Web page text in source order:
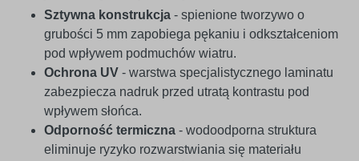
Sztywna konstrukcja - spienione tworzywo o
grubości 5 mm zapobiega pękaniu i odkształceniom
pod wpływem podmuchów wiatru.
Ochrona UV - warstwa specjalistycznego laminatu
zabezpiecza nadruk przed utratą kontrastu pod
wpływem słońca.
Odporność termiczna - wodoodporna struktura
eliminuje ryzyko rozwarstwiania się materiału